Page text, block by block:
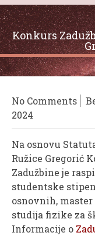
Konkurs
No Comments
2024
Na osnovu
Ružice Gregorić
Zadužbine je
studentske
osnovnih,
studija fizike za
Informacije o